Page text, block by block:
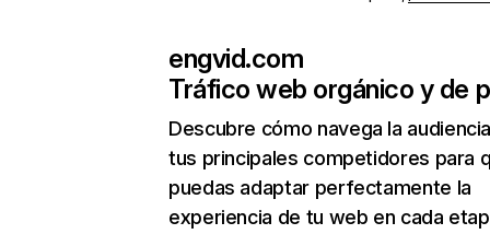
engvid.com
Tráfico web orgánico y de
Descubre cómo navega la
tus principales competidores para
puedas adaptar perfectamente la
experiencia de tu web en cada